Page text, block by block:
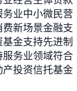
业中小微民营
新场景金融支
金支持先进制
务业领域符合
投资信托基金